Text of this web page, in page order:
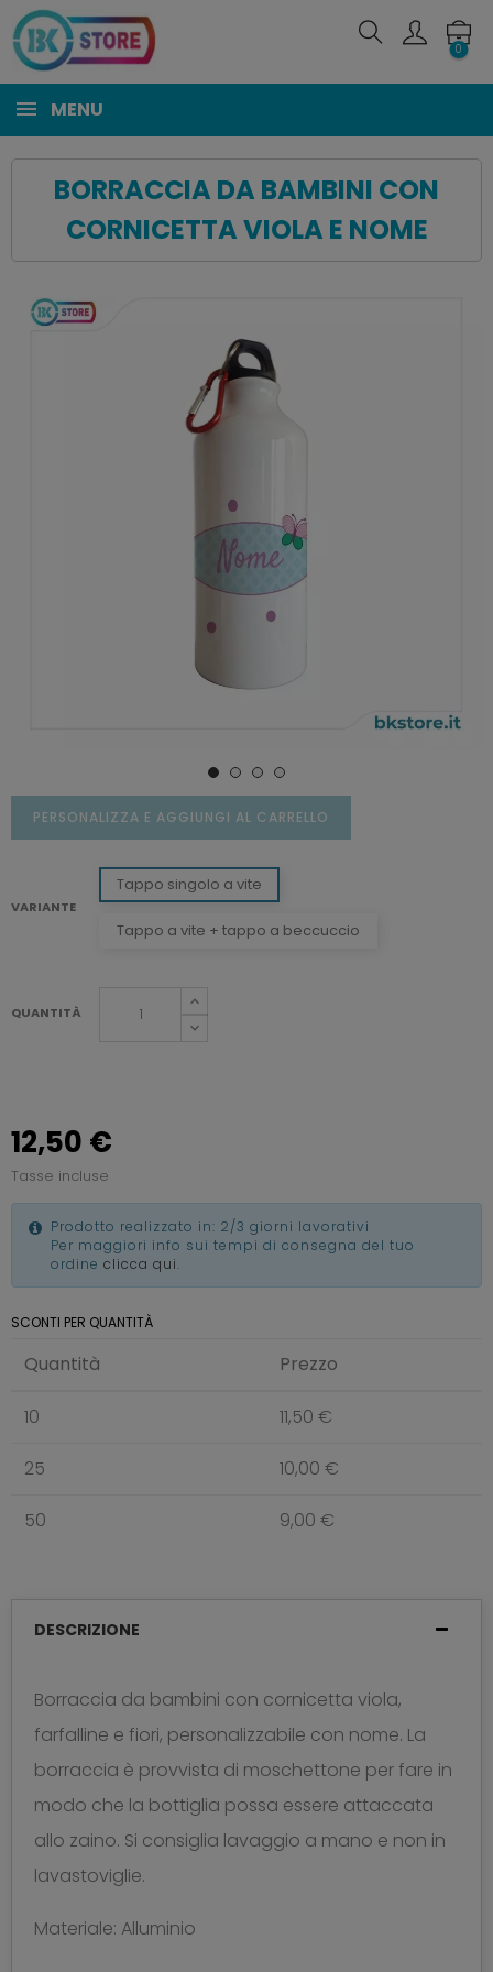
0
MENU
BORRACCIA DA BAMBINI CON
CORNICETTA VIOLA E NOME
PERSONALIZZA E AGGIUNGI AL CARRELLO
VARIANTE
Tappo singolo a vite
Tappo a vite + tappo a beccuccio
QUANTITÀ
12,50 €
Tasse incluse
Prodotto realizzato in: 2/3 giorni lavorativi
Per maggiori info sui tempi di consegna del tuo
ordine clicca qui.
SCONTI PER QUANTITÀ
Quantità Prezzo
10 11,50 €
25 10,00 €
50 9,00 €
DESCRIZIONE
Borraccia da bambini con cornicetta viola,
farfalline e fiori, personalizzabile con nome. La
borraccia è provvista di moschettone per fare in
modo che la bottiglia possa essere attaccata
allo zaino. Si consiglia lavaggio a mano e non in
lavastoviglie.
Materiale: Alluminio